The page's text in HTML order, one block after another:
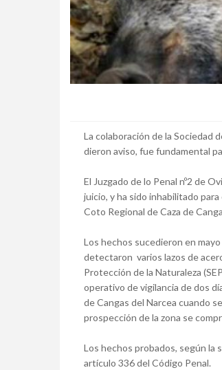
La colaboración de la Sociedad
dieron aviso, fue fundamental
El Juzgado de lo Penal nº2 de
juicio, y ha sido inhabilitado
Coto Regional de Caza de
Los hechos sucedieron en
detectaron varios lazos de
Protección de la Naturaleza
operativo de vigilancia de dos
de Cangas del Narcea cuando
prospección de la zona se
Los hechos probados, según
artículo 336 del Código Penal.